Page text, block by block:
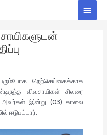
Main
நெற்செய்கைக்காக
விவசாயிகள் சிலரை
அவர்கள் இன்று (03) காலை
ஈடுபட்டார்.